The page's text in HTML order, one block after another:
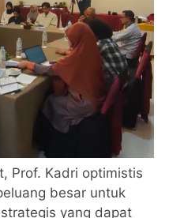
Prof. Kadri optimistis
besar untuk
yang dapat